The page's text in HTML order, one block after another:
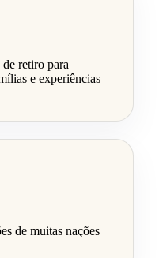
retiro para
e experiências
de muitas nações